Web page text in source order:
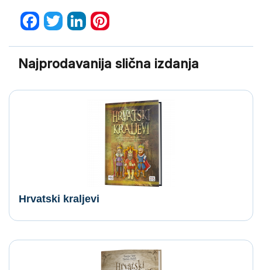
Najprodavanija slična izdanja
Hrvatski kraljevi